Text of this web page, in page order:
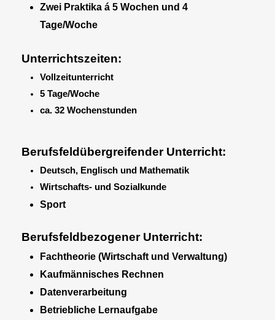
Zwei Praktika á 5 Wochen und 4
Tage/Woche
Unterrichtszeiten:
Vollzeitunterricht
5 Tage/Woche
ca. 32 Wochenstunden
Berufsfeldübergreifender Unterricht:
Deutsch, Englisch und Mathematik
Wirtschafts- und Sozialkunde
Sport
Berufsfeldbezogener Unterricht:
Fachtheorie (Wirtschaft und Verwaltung)
Kaufmännisches Rechnen
Datenverarbeitung
Betriebliche Lernaufgabe